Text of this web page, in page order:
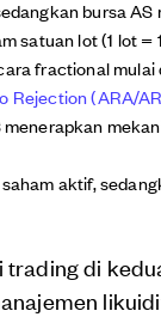
bursa
satuan lot (1 lot
fractional mulai
Rejection (ARA/
aktif,
di